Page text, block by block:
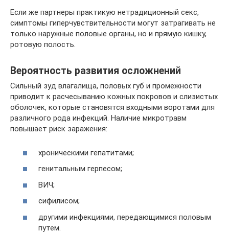
Если же партнеры практикую нетрадиционный секс,
симптомы гиперчувствительности могут затрагивать не
только наружные половые органы, но и прямую кишку,
ротовую полость.
Вероятность развития осложнений
Сильный зуд влагалища, половых губ и промежности
приводит к расчесыванию кожных покровов и слизистых
оболочек, которые становятся входными воротами для
различного рода инфекций. Наличие микротравм
повышает риск заражения:
хроническими гепатитами;
генитальным герпесом;
ВИЧ;
сифилисом;
другими инфекциями, передающимися половым
путем.